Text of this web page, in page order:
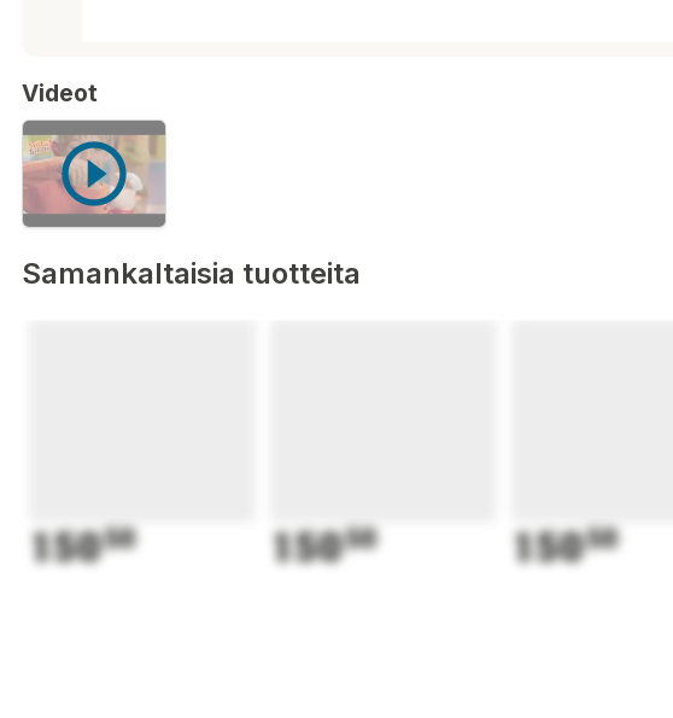
Videot
Samankaltaisia tuotteita
15050 15050 15050